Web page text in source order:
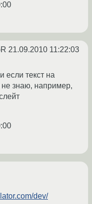
21.09.2010 11:22:03
если текст на
не знаю, например,
dev/